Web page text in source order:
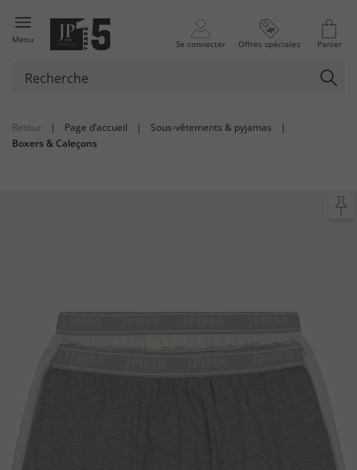
Menu Se connecter Offres spéciales Panier
Retour | Page d’accueil | Sous-vêtements & pyjamas
|
Boxers & Caleçons